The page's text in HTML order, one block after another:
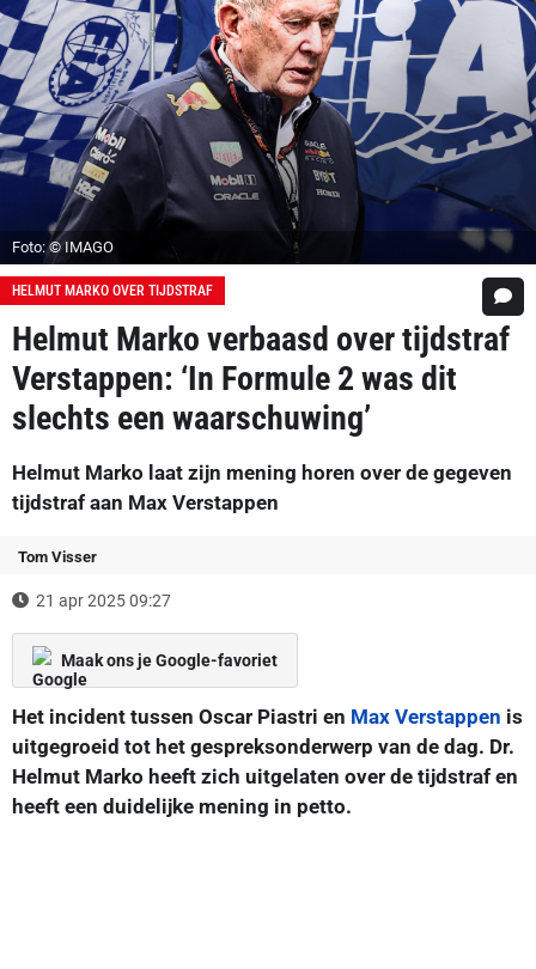
Foto: © IMAGO
HELMUT MARKO OVER TIJDSTRAF
Helmut Marko verbaasd over tijdstraf
Verstappen: ‘In Formule 2 was dit
slechts een waarschuwing’
Helmut Marko laat zijn mening horen over de gegeven
tijdstraf aan Max Verstappen
Tom Visser
21 apr 2025 09:27
Maak ons je Google-favoriet
Het incident tussen Oscar Piastri en Max Verstappen is
uitgegroeid tot het gespreksonderwerp van de dag. Dr.
Helmut Marko heeft zich uitgelaten over de tijdstraf en
heeft een duidelijke mening in petto.